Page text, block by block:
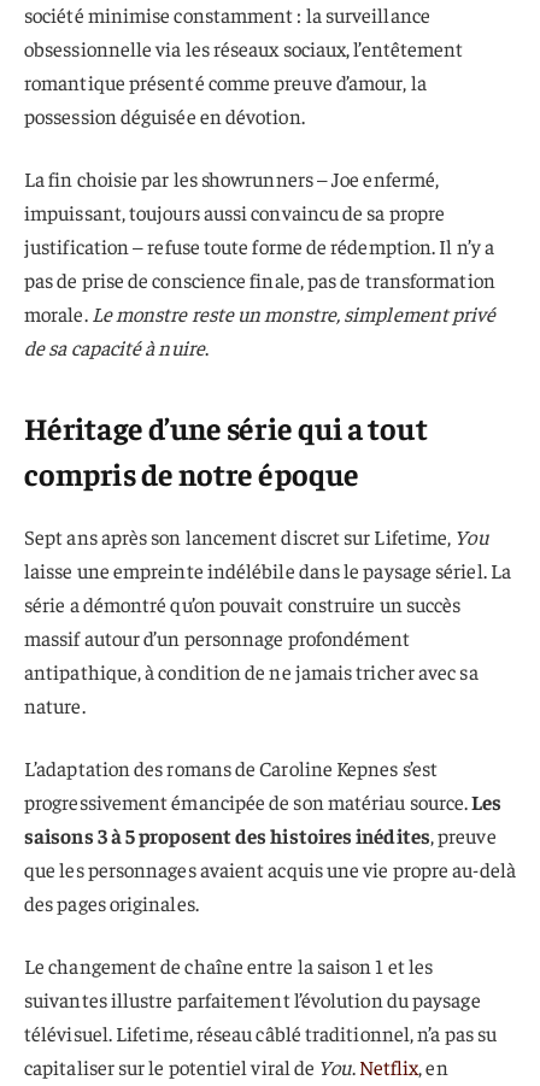
société minimise constamment : la surveillance
obsessionnelle via les réseaux sociaux, l’entêtement
romantique présenté comme preuve d’amour, la
possession déguisée en dévotion.
La fin choisie par les showrunners – Joe enfermé,
impuissant, toujours aussi convaincu de sa propre
justification – refuse toute forme de rédemption. Il n’y a
pas de prise de conscience finale, pas de transformation
morale. Le monstre reste un monstre, simplement privé
de sa capacité à nuire.
Héritage d’une série qui a tout
compris de notre époque
Sept ans après son lancement discret sur Lifetime, You
laisse une empreinte indélébile dans le paysage sériel. La
série a démontré qu’on pouvait construire un succès
massif autour d’un personnage profondément
antipathique, à condition de ne jamais tricher avec sa
nature.
L’adaptation des romans de Caroline Kepnes s’est
progressivement émancipée de son matériau source.Les
saisons 3 à 5 proposent des histoires inédites, preuve
que les personnages avaient acquis une vie propre au-delà
des pages originales.
Le changement de chaîne entre la saison 1 et les
suivantes illustre parfaitement l’évolution du paysage
télévisuel. Lifetime, réseau câblé traditionnel, n’a pas su
capitaliser sur le potentiel viral de You.Netflix, en